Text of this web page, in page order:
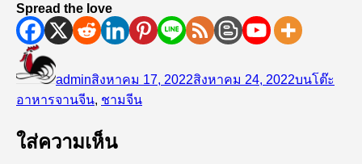
Spread the love
เขียน
adminเมื่อ
สิงหาคม 17, 2022สิงหาคม 24, 2022หมู่
บนโต๊ะ
อาหารป้าย
จานจีน, ชามจีน
ใส่ความเห็น